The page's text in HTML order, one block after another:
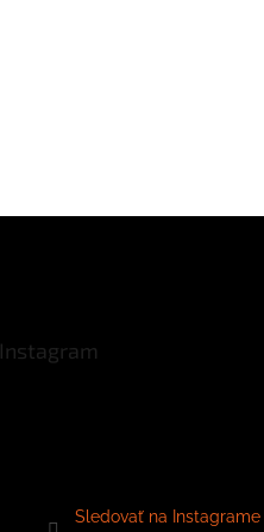
Instagram
Sledovať na Instagrame